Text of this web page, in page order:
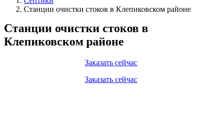
Станции очистки стоков в Клепиковском районе
Станции очистки стоков в
Клепиковском районе
Заказать сейчас
Заказать сейчас